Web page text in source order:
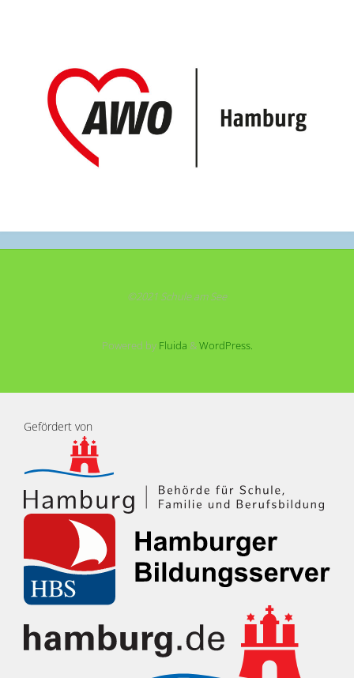
©2021 Schule am See
Powered byFluida &WordPress.
Gefördert von